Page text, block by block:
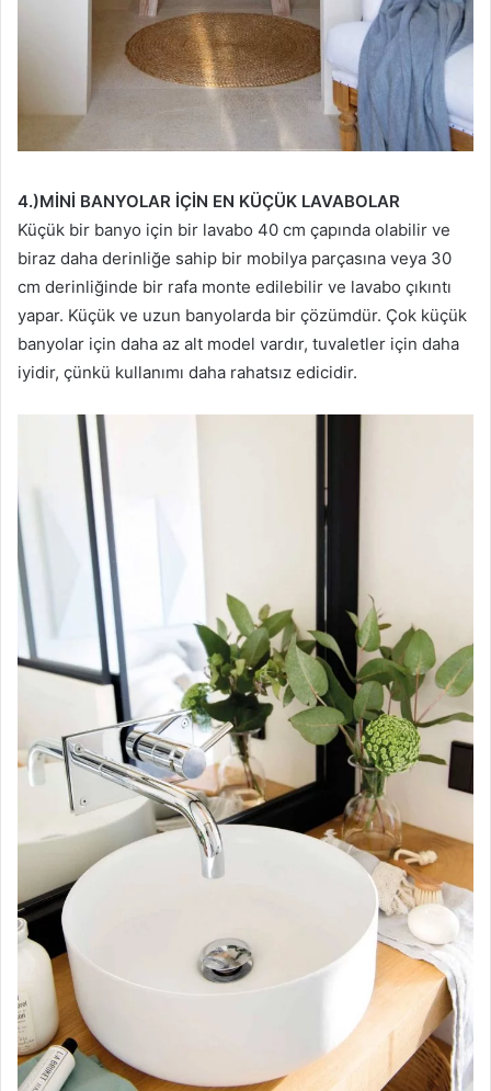
4.)MİNİ BANYOLAR İÇİN EN KÜÇÜK LAVABOLAR
Küçük bir banyo için bir lavabo 40 cm çapında olabilir ve
biraz daha derinliğe sahip bir mobilya parçasına veya 30
cm derinliğinde bir rafa monte edilebilir ve lavabo çıkıntı
yapar. Küçük ve uzun banyolarda bir çözümdür. Çok küçük
banyolar için daha az alt model vardır, tuvaletler için daha
iyidir, çünkü kullanımı daha rahatsız edicidir.